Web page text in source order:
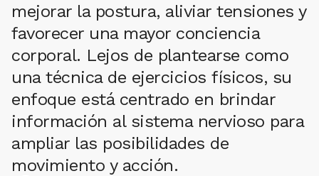
mejorar la postura, aliviar tensiones y
favorecer una mayor conciencia
corporal. Lejos de plantearse como
una técnica de ejercicios físicos, su
enfoque está centrado en brindar
información al sistema nervioso para
ampliar las posibilidades de
movimiento y acción.